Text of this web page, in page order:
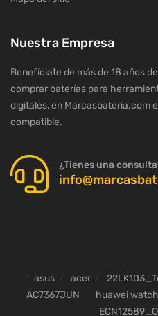
Nuestra Empresa
Benefíciate de más de 18 años
comprar baterías para
digitales, en Marcasbateria.com
compatible.
¿Tienes una
asus acer
AC7367JUN
huawei